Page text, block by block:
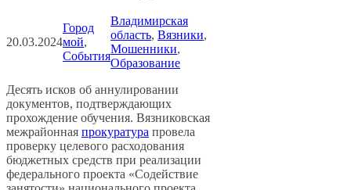
20.03.2024
Город
мой
События
Владимирская
область, Вязники
Мошенники
Образование
Десять исков об аннулировании
документов, подтверждающих
прохождение обучения. Вязниковская
межрайонная прокуратура провела
проверку целевого расходования
бюджетных средств при реализации
федерального проекта «Содействие